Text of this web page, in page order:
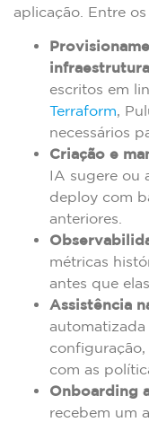
aplicação. Entre
infraestrutura
escritos em
Terraform,
necessários
Criação e
IA sugere ou
deploy com
anteriores.
métricas
antes que
Assistência
com as
Onboarding
recebem um